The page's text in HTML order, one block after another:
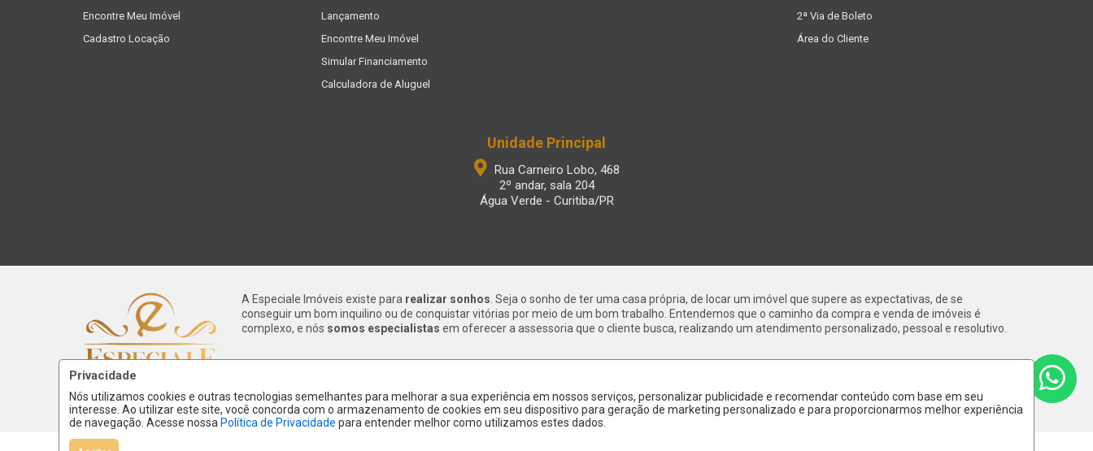
Privacidade
Nós utilizamos cookies e outras tecnologias semelhantes para melhorar a sua experiência em nossos serviços, personalizar publicidade e recomendar conteúdo com base em seu
interesse. Ao utilizar este site, você concorda com o armazenamento de cookies em seu dispositivo para geração de marketing personalizado e para proporcionarmos melhor experiência
de navegação. Acesse nossa Política de Privacidade para entender melhor como utilizamos estes dados.
Encontre Meu Imóvel
Cadastro Locação
Lançamento
Encontre Meu Imóvel
Simular Financiamento
Calculadora de Aluguel
2ª Via de Boleto
Área do Cliente
Unidade Principal
Rua Carneiro Lobo, 468
2º andar, sala 204
Água Verde - Curitiba/PR
A Especiale Imóveis existe para realizar sonhos . Seja o sonho de ter uma casa própria, de locar um imóvel que supere as expectativas, de se
conseguir um bom inquilino ou de conquistar vitórias por meio de um bom trabalho. Entendemos que o caminho da compra e venda de imóveis é
complexo, e nós somos especialistas em oferecer a assessoria que o cliente busca, realizando um atendimento personalizado, pessoal e resolutivo.